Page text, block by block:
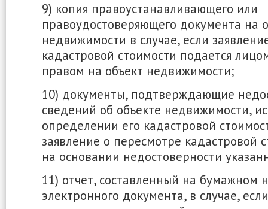
9) копия правоустанавливающего или
правоудостоверяющего документа на
недвижимости в случае, если
кадастровой стоимости подается
правом на объект недвижимости;
10) документы, подтверждающие
сведений об объекте недвижимости,
определении его кадастровой
заявление о пересмотре кадастровой
на основании недостоверности
11) отчет, составленный на бумажном
электронного документа, в случае,